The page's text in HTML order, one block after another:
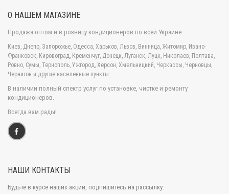
удобного и интуитивно понятного пульта управления.
ГЛАВНЫЕ ФУНКЦИОНАЛЬНЫЕ ОСОБЕННОСТИ
КОНДИЦИОНЕРА TOSHIBA U2KH3S SILVER
Режим повышенной мощности Hi-power -
позволяет осуществлять быстрый нагрев и
охлаждение воздуха внутри помещений в течении
максимально короткого времени, что способствует
получению комфортных условий намного быстрее. Это
офисе.
системы, в случае непредвиденного отключение от
О НАШЕМ МАГАЗИНЕ
Продажа оптом и в розницу кондиционеров по всей Украине:
Киев, Днепр, Запорожье, Одесса, Харьков, Львов, Винница, Житомир, Ивано-
Франковск, Кировоград, Кременчуг, Донецк, Луганск, Луцк, Николаев, Полтава,
Ровно, Сумы, Тернополь, Ужгород, Херсон, Хмельницкий, Черкассы, Черновцы,
Чернигов и другие населенные пункты.
В наличии полный спектр услуг по установке, чистке и ремонту
кондиционеров.
Всегда вам рады!
НАШИ КОНТАКТЫ
Будьте в курсе наших акций, подпишитесь на рассылку: